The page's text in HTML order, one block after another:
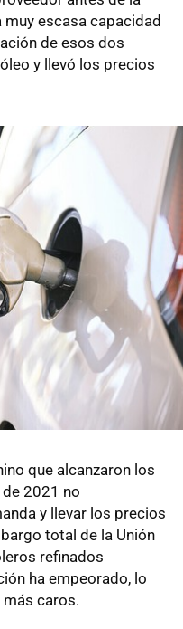
muy escasa capacidad
de esos dos
y llevó los precios
que alcanzaron los
2021 no
y llevar los precios
total de la Unión
refinados
ha empeorado, lo
caros.